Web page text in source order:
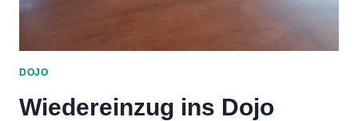
DOJO
Wiedereinzug ins Dojo